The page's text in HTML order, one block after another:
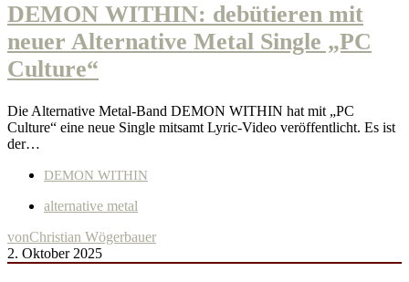
DEMON WITHIN: debütieren mit
neuer Alternative Metal Single „PC
Culture“
Die Alternative Metal-Band DEMON WITHIN hat mit „PC
Culture“ eine neue Single mitsamt Lyric-Video veröffentlicht. Es ist
der…
DEMON WITHIN
alternative metal
vonChristian Wögerbauer
2. Oktober 2025